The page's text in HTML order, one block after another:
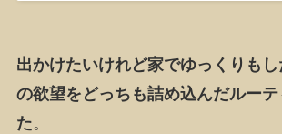
出かけたいけれど家でゆっくりも
の欲望をどっちも詰め込んだルーテ
た。